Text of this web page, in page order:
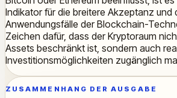
Indikator für die breitere Akzeptanz und
Anwendungsfälle der Blockchain-
Zeichen dafür, dass der Kryptoraum
Assets beschränkt ist, sondern auch
Investitionsmöglichkeiten zugänglich
ZUSAMMENHANG DER AUSGABE